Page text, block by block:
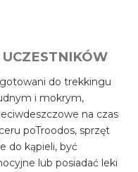
do trekkingu
i mokrym,
na czas
poTroodos, sprzęt
do kąpieli, być
lub posiadać leki